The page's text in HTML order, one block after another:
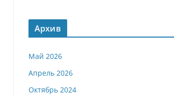
Архив
Май 2026
Апрель 2026
Октябрь 2024